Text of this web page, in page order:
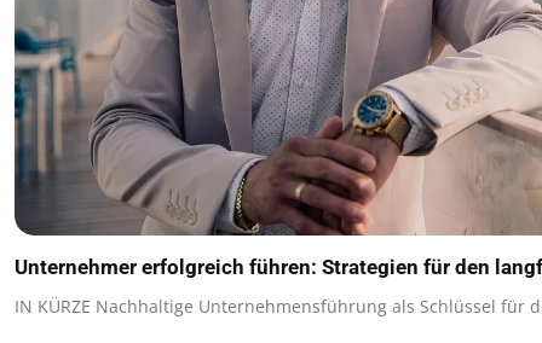
Unternehmer erfolgreich führen: Strategien für den
IN KÜRZE Nachhaltige Unternehmensführung als Schlüssel für